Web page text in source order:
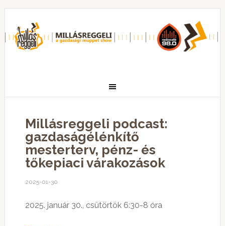
Millásreggeli podcast:
gazdaságélénkítő
mesterterv, pénz- és
tőkepiaci várakozások
2025-01-30
2025. január 30., csütörtök 6:30-8 óra